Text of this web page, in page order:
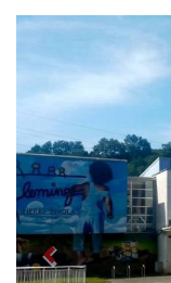
Previous